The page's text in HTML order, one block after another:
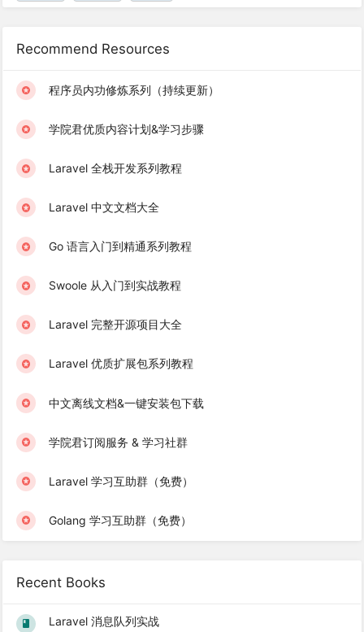
Recommend Resources
程序员内功修炼系列（持续更新）
学院君优质内容计划&学习步骤
Laravel 全栈开发系列教程
Laravel 中文文档大全
Go 语言入门到精通系列教程
Swoole 从入门到实战教程
Laravel 完整开源项目大全
Laravel 优质扩展包系列教程
中文离线文档&一键安装包下载
学院君订阅服务 & 学习社群
Laravel 学习互助群（免费）
Golang 学习互助群（免费）
Recent Books
Laravel 消息队列实战